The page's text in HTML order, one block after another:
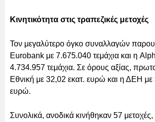
Κινητικότητα στις τραπεζικές μετοχές
Τον μεγαλύτερο όγκο συναλλαγών
Eurobank με 7.675.040 τεμάχια και η
4.734.957 τεμάχια. Σε όρους αξίας,
Εθνική με 32,02 εκατ. ευρώ και η ΔΕΗ με
ευρώ.
Συνολικά, ανοδικά κινήθηκαν 57